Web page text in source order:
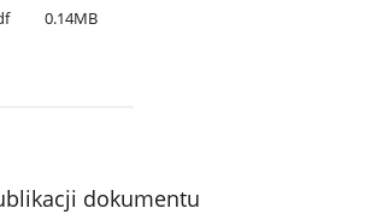
0.14MB
dokumentu